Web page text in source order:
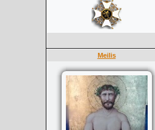
Meilis